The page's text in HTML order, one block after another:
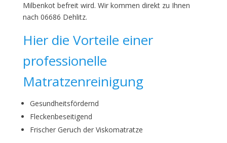
Milbenkot befreit wird. Wir kommen direkt zu Ihnen
nach 06686 Dehlitz.
Hier die Vorteile einer
professionelle
Matratzenreinigung
Gesundheitsfördernd
Fleckenbeseitigend
Frischer Geruch der Viskomatratze